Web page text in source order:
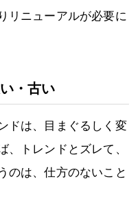
リニューアルが必要に
・古い
ドは、目まぐるしく変
、トレンドとズレて、
のは、仕方のないこと